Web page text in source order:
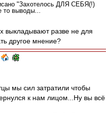
"Захотелось ДЛЯ СЕБЯ(!)
то выводы...
выкладывают разве не для
другое мнение?
мы сил затратили чтобы
к нам лицом...Ну вы всё